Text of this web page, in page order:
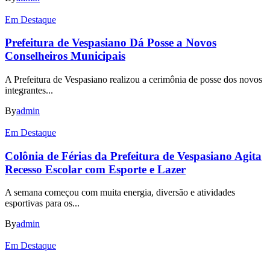
Em Destaque
Prefeitura de Vespasiano Dá Posse a Novos
Conselheiros Municipais
A Prefeitura de Vespasiano realizou a cerimônia de posse dos novos
integrantes...
Byadmin
Em Destaque
Colônia de Férias da Prefeitura de Vespasiano Agita
Recesso Escolar com Esporte e Lazer
A semana começou com muita energia, diversão e atividades
esportivas para os...
Byadmin
Em Destaque